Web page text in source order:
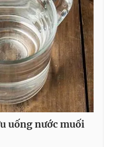
uống nước muối